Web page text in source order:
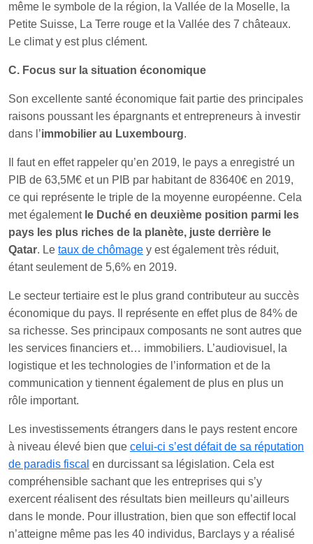
même le symbole de la région, la Vallée de la Moselle, la
Petite Suisse, La Terre rouge et la Vallée des 7 châteaux.
Le climat y est plus clément.
C. Focus sur la situation économique
Son excellente santé économique fait partie des principales
raisons poussant les épargnants et entrepreneurs à investir
dans l’immobilier au Luxembourg.
Il faut en effet rappeler qu’en 2019, le pays a enregistré un
PIB de 63,5M€ et un PIB par habitant de 83640€ en 2019,
ce qui représente le triple de la moyenne européenne. Cela
met également le Duché en deuxième position parmi les
pays les plus riches de la planète, juste derrière le
Qatar. Le taux de chômage y est également très réduit,
étant seulement de 5,6% en 2019.
Le secteur tertiaire est le plus grand contributeur au succès
économique du pays. Il représente en effet plus de 84% de
sa richesse. Ses principaux composants ne sont autres que
les services financiers et… immobiliers. L’audiovisuel, la
logistique et les technologies de l’information et de la
communication y tiennent également de plus en plus un
rôle important.
Les investissements étrangers dans le pays restent encore
à niveau élevé bien que celui-ci s’est défait de sa réputation
de paradis fiscal en durcissant sa législation. Cela est
compréhensible sachant que les entreprises qui s’y
exercent réalisent des résultats bien meilleurs qu’ailleurs
dans le monde. Pour illustration, bien que son effectif local
n’atteigne même pas les 40 individus, Barclays y a réalisé